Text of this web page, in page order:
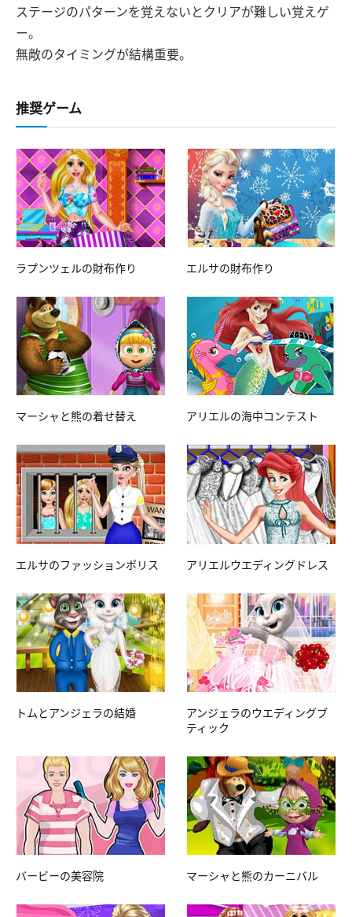
ステージのパターンを覚えないとクリアが難しい覚えゲ
ー。
無敵のタイミングが結構重要。
推奨ゲーム
ラプンツェルの財布作り エルサの財布作り
マーシャと熊の着せ替え アリエルの海中コンテスト
エルサのファッションポリス アリエルウエディングドレス
トムとアンジェラの結婚
アンジェラのウエディングブ
ティック
バービーの美容院 マーシャと熊のカーニバル